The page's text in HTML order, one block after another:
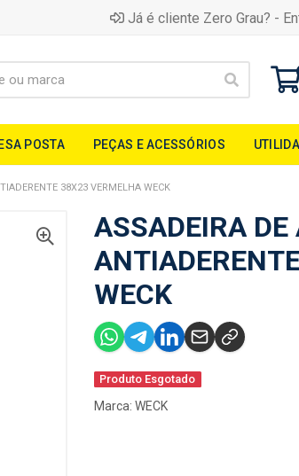
Já é cliente Zero Grau? -
POSTA PEÇAS E ACESSÓRIOS
38X23 VERMELHA WECK
ASSADEIRA
WECK
Produto Esgotado
Marca: WECK